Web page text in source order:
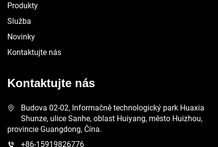
Produkty
Služba
Novinky
Kontaktujte nás
Kontaktujte nás
Budova 02-02, Informačně technologický park Huaxia
Shunze, ulice Sanhe, oblast Huiyang, město Huizhou,
provincie Guangdong, Čína.
+86-15919826776